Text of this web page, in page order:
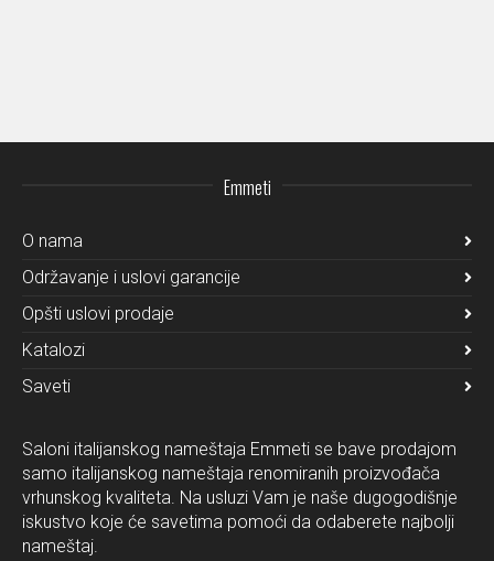
Emmeti
O nama
Održavanje i uslovi garancije
Opšti uslovi prodaje
Katalozi
Saveti
Saloni italijanskog nameštaja Emmeti se bave prodajom
samo italijanskog nameštaja renomiranih proizvođača
vrhunskog kvaliteta. Na usluzi Vam je naše dugogodišnje
iskustvo koje će savetima pomoći da odaberete najbolji
nameštaj.